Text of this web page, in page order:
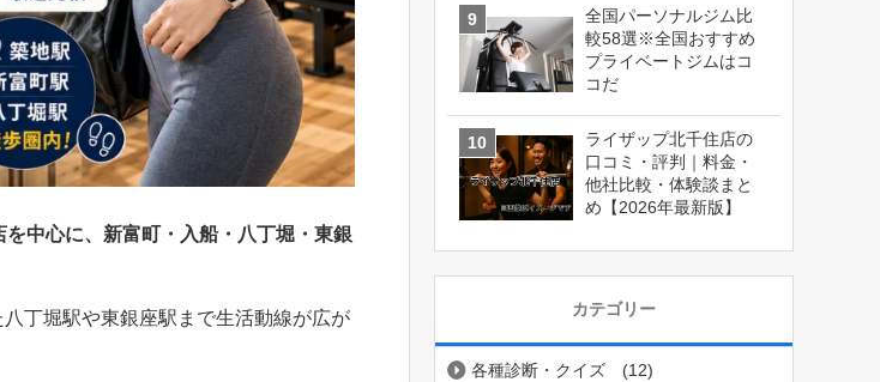
中心に、新富町・入船・八丁堀・東銀
丁堀駅や東銀座駅まで生活動線が広が
全国パーソナルジム比
較58選※全国おすすめ
プライベートジムはコ
コだ
ライザップ北千住店の
口コミ・評判｜料金・
他社比較・体験談まと
め【2026年最新版】
カテゴリー
各種診断・クイズ (12)